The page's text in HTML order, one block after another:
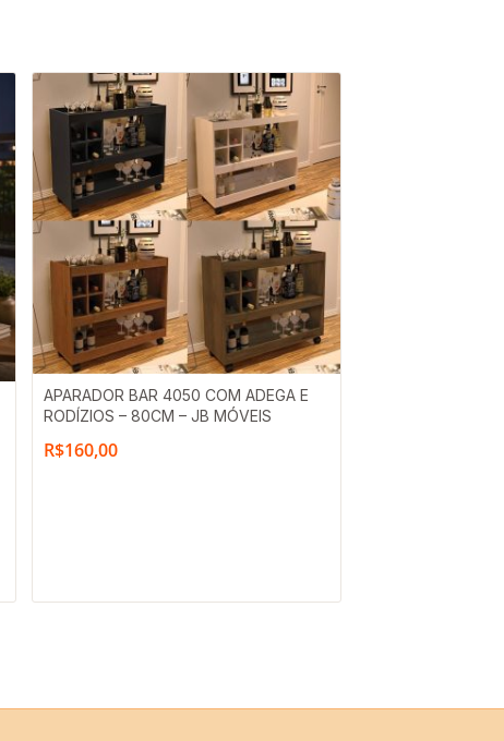
APARADOR BAR 4050 COM ADEGA E
RODÍZIOS – 80CM – JB MÓVEIS
R$160,00